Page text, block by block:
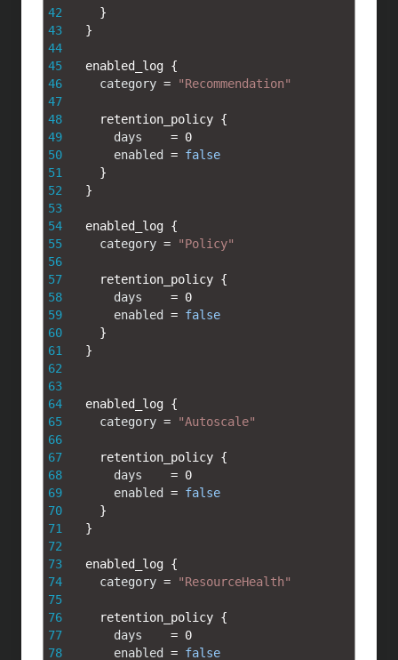
42
43
44
45
46
47
48
49
50
51
52
53
54
55
56
57
58
59
60
61
62
63
64
65
66
67
68
69
70
71
72
73
74
75
76
77
78
}
}
enabled_log {
category = "Recommendation"
retention_policy {
days
= 0
enabled
= false
}
}
enabled_log {
category = "Policy"
retention_policy {
days
= 0
enabled
= false
}
}
enabled_log {
category = "Autoscale"
retention_policy {
days
= 0
enabled
= false
}
}
enabled_log {
category = "ResourceHealth"
retention_policy {
days
= 0
enabled
= false